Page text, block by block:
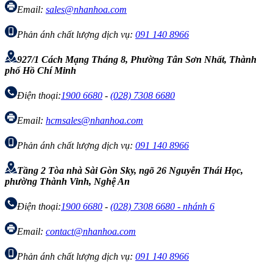
Email: sales@nhanhoa.com
Phản ánh chất lượng dịch vụ: 091 140 8966
927/1 Cách Mạng Tháng 8, Phường Tân Sơn Nhất, Thành
phố Hồ Chí Minh
Điện thoại:1900 6680 - (028) 7308 6680
Email: hcmsales@nhanhoa.com
Phản ánh chất lượng dịch vụ: 091 140 8966
Tầng 2 Tòa nhà Sài Gòn Sky, ngõ 26 Nguyễn Thái Học,
phường Thành Vinh, Nghệ An
Điện thoại:1900 6680 - (028) 7308 6680 - nhánh 6
Email: contact@nhanhoa.com
Phản ánh chất lượng dịch vụ: 091 140 8966